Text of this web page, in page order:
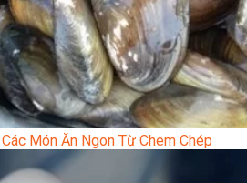
Món Ăn Ngon Từ Chem Chép